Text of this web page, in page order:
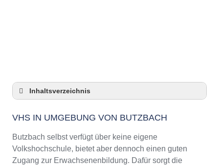
Inhaltsverzeichnis
3 Quicktipps
Checkliste: VHS-Kurse rund um Butzbach
Keine VHS in Butzbach
VHS IN UMGEBUNG VON BUTZBACH
Butzbach selbst verfügt über keine eigene
Volkshochschule, bietet aber dennoch einen guten
Zugang zur Erwachsenenbildung. Dafür sorgt die